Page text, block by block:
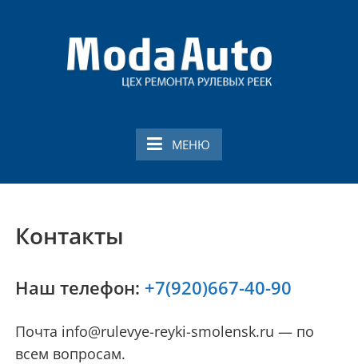
содержимому
рейки в Смоленске
Смоленске
МЕНЮ
Контакты
Наш телефон: +7(920)667-40-90
Почта info@rulevye-reyki-smolensk.ru — по
всем вопросам.